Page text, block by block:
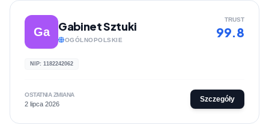
Ga Gabinet Sztuki
OGÓLNOPOLSKIE
TRUST
99.8
NIP: 1182242062
OSTATNIA ZMIANA
2 lipca 2026
Szczegóły